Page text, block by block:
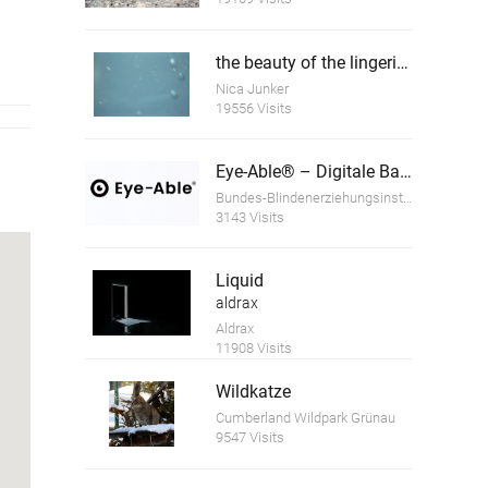
the beauty of the lingering death 5
Nica Junker
19556 Visits
Eye-Able® – Digitale Barrierefreiheit für alle
Bundes-Blindenerziehungsinstitut
3143 Visits
Liquid
aldrax
Aldrax
11908 Visits
Wildkatze
Cumberland Wildpark Grünau
9547 Visits